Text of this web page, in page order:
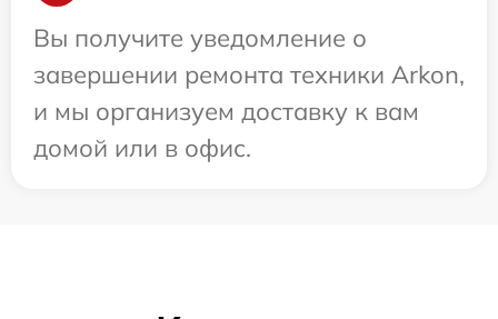
Вы получите уведомление о
завершении ремонта техники Arkon,
и мы организуем доставку к вам
домой или в офис.